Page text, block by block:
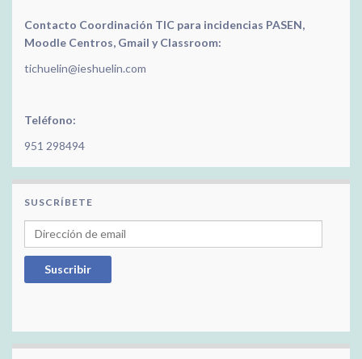
Contacto Coordinación TIC para incidencias PASEN,
Moodle Centros, Gmail y Classroom:
tichuelin@ieshuelin.com
Teléfono:
951 298494
SUSCRÍBETE
Dirección de email
Suscribir